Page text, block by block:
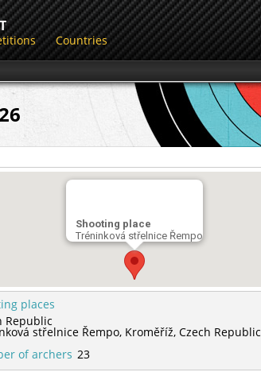
Countries
Shooting place
Tréninková střelnice Řempo
places
Republic
střelnice Řempo, Kroměříž,Czech Republic
of archers 23